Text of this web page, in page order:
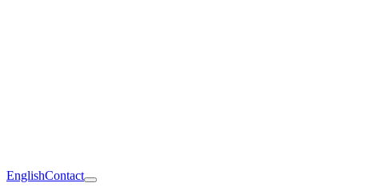
EnglishContact